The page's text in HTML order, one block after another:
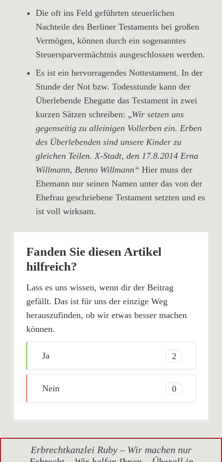
Die oft ins Feld geführten steuerlichen
Nachteile des Berliner Testaments bei großen
Vermögen, können durch ein sogenanntes
Steuersparvermächtnis ausgeschlossen werden.
Es ist ein hervorragendes Nottestament. In der
Stunde der Not bzw. Todesstunde kann der
Überlebende Ehegatte das Testament in zwei
kurzen Sätzen schreiben: „Wir setzen uns
gegenseitig zu alleinigen Vollerben ein. Erben
des Überlebenden sind unsere Kinder zu
gleichen Teilen. X-Stadt, den 17.8.2014 Erna
Willmann, Benno Willmann“ Hier muss der
Ehemann nur seinen Namen unter das von der
Ehefrau geschriebene Testament setzten und es
ist voll wirksam.
Fanden Sie diesen Artikel
hilfreich?
Lass es uns wissen, wenn dir der Beitrag
gefällt. Das ist für uns der einzige Weg
herauszufinden, ob wir etwas besser machen
können.
Ja 2
Nein 0
Erbrechtkanzlei Ruby – Wir machen nur